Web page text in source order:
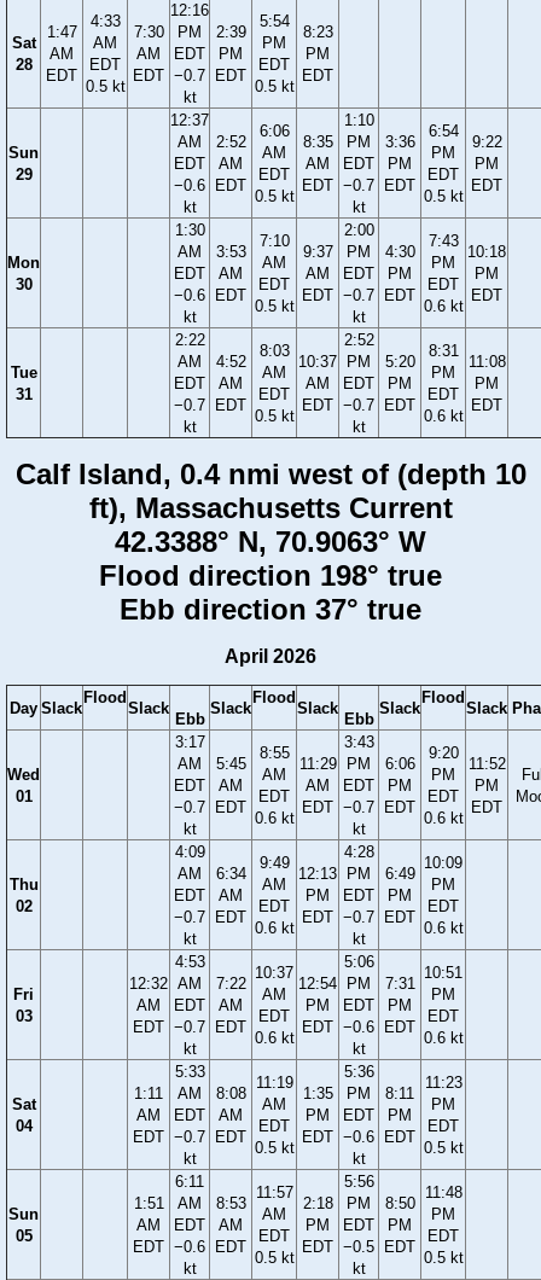
Sat
28
1:47
AM
EDT
4:33
AM
EDT
0.5 kt
7:30
AM
EDT
12:16
PM
EDT
−0.7
kt
2:39
PM
EDT
5:54
PM
EDT
0.5 kt
8:23
PM
EDT
Sun
29
12:37
AM
EDT
−0.6
kt
2:52
AM
EDT
6:06
AM
EDT
0.5 kt
8:35
AM
EDT
1:10
PM
EDT
−0.7
kt
3:36
PM
EDT
6:54
PM
EDT
0.5 kt
9:22
PM
EDT
Mon
30
1:30
AM
EDT
−0.6
kt
3:53
AM
EDT
7:10
AM
EDT
0.5 kt
9:37
AM
EDT
2:00
PM
EDT
−0.7
kt
4:30
PM
EDT
7:43
PM
EDT
0.6 kt
10:18
PM
EDT
Tue
31
2:22
AM
EDT
−0.7
kt
4:52
AM
EDT
8:03
AM
EDT
0.5 kt
10:37
AM
EDT
2:52
PM
EDT
−0.7
kt
5:20
PM
EDT
8:31
PM
EDT
0.6 kt
11:08
PM
EDT
Calf Island, 0.4 nmi west of (depth 10
ft), Massachusetts Current
42.3388° N, 70.9063° W
Flood direction 198° true
Ebb direction 37° true
April 2026
Day Slack
Flood
Slack
Ebb
Slack
Flood
Slack
Ebb
Slack
Flood
Slack
Wed
01
3:17
AM
EDT
−0.7
kt
5:45
AM
EDT
8:55
AM
EDT
0.6 kt
11:29
AM
EDT
3:43
PM
EDT
−0.7
kt
6:06
PM
EDT
9:20
PM
EDT
0.6 kt
11:52
PM
EDT
Thu
02
4:09
AM
EDT
−0.7
kt
6:34
AM
EDT
9:49
AM
EDT
0.6 kt
12:13
PM
EDT
4:28
PM
EDT
−0.7
kt
6:49
PM
EDT
10:09
PM
EDT
0.6 kt
Fri
03
12:32
AM
EDT
4:53
AM
EDT
−0.7
kt
7:22
AM
EDT
10:37
AM
EDT
0.6 kt
12:54
PM
EDT
5:06
PM
EDT
−0.6
kt
7:31
PM
EDT
10:51
PM
EDT
0.6 kt
Sat
04
1:11
AM
EDT
5:33
AM
EDT
−0.7
kt
8:08
AM
EDT
11:19
AM
EDT
0.5 kt
1:35
PM
EDT
5:36
PM
EDT
−0.6
kt
8:11
PM
EDT
11:23
PM
EDT
0.5 kt
Sun
05
1:51
AM
EDT
6:11
AM
EDT
−0.6
kt
8:53
AM
EDT
11:57
AM
EDT
0.5 kt
2:18
PM
EDT
5:56
PM
EDT
−0.5
kt
8:50
PM
EDT
11:48
PM
EDT
0.5 kt